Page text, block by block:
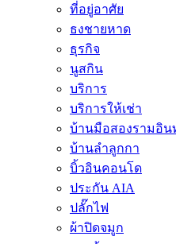
ที่อยู่อาศัย
ธงชายหาด
ธุรกิจ
นูสกิน
บริการ
บริการให้เช่า
บ้านมือสองรามอิน
บ้านลำลูกกา
บิ้วอินคอนโด
ประกัน AIA
ปลั๊กไฟ
ผ้าปิดจมูก